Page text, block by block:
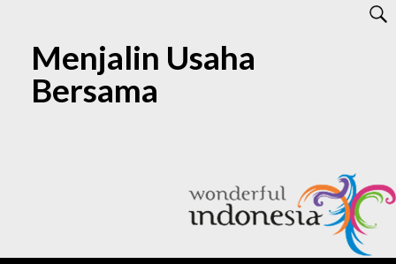
Menjalin Usaha
Bersama